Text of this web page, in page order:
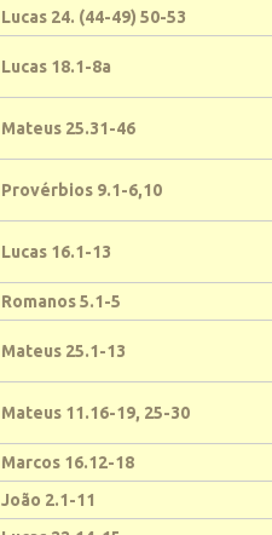
Lucas 24. (44-49) 50-53
Lucas 18.1-8a
Mateus 25.31-46
Provérbios 9.1-6,10
Lucas 16.1-13
Romanos 5.1-5
Mateus 25.1-13
Mateus 11.16-19, 25-30
Marcos 16.12-18
João 2.1-11